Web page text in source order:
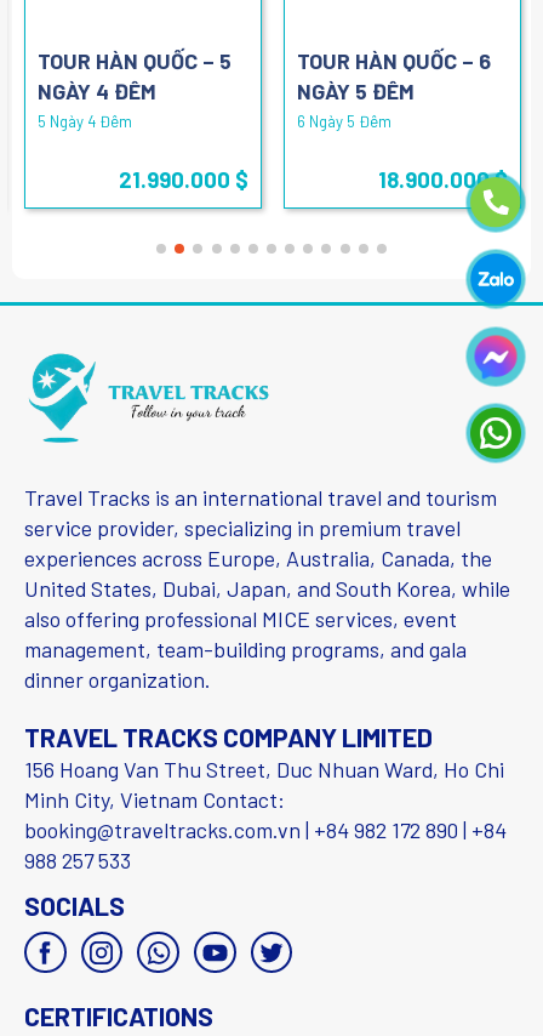
TOUR HÀN QUỐC – 5
NGÀY 4 ĐÊM
5 Ngày 4 Đêm
21.990.000 $
TOUR HÀN QUỐC – 6
NGÀY 5 ĐÊM
6 Ngày 5 Đêm
18.900.000 $
Travel Tracks is an international travel and tourism
service provider, specializing in premium travel
experiences across Europe, Australia, Canada, the
United States, Dubai, Japan, and South Korea, while
also offering professional MICE services, event
management, team-building programs, and gala
dinner organization.
TRAVEL TRACKS COMPANY LIMITED
156 Hoang Van Thu Street, Duc Nhuan Ward, Ho Chi
Minh City, Vietnam Contact:
booking@traveltracks.com.vn | +84 982 172 890 | +84
988 257 533
SOCIALS
CERTIFICATIONS